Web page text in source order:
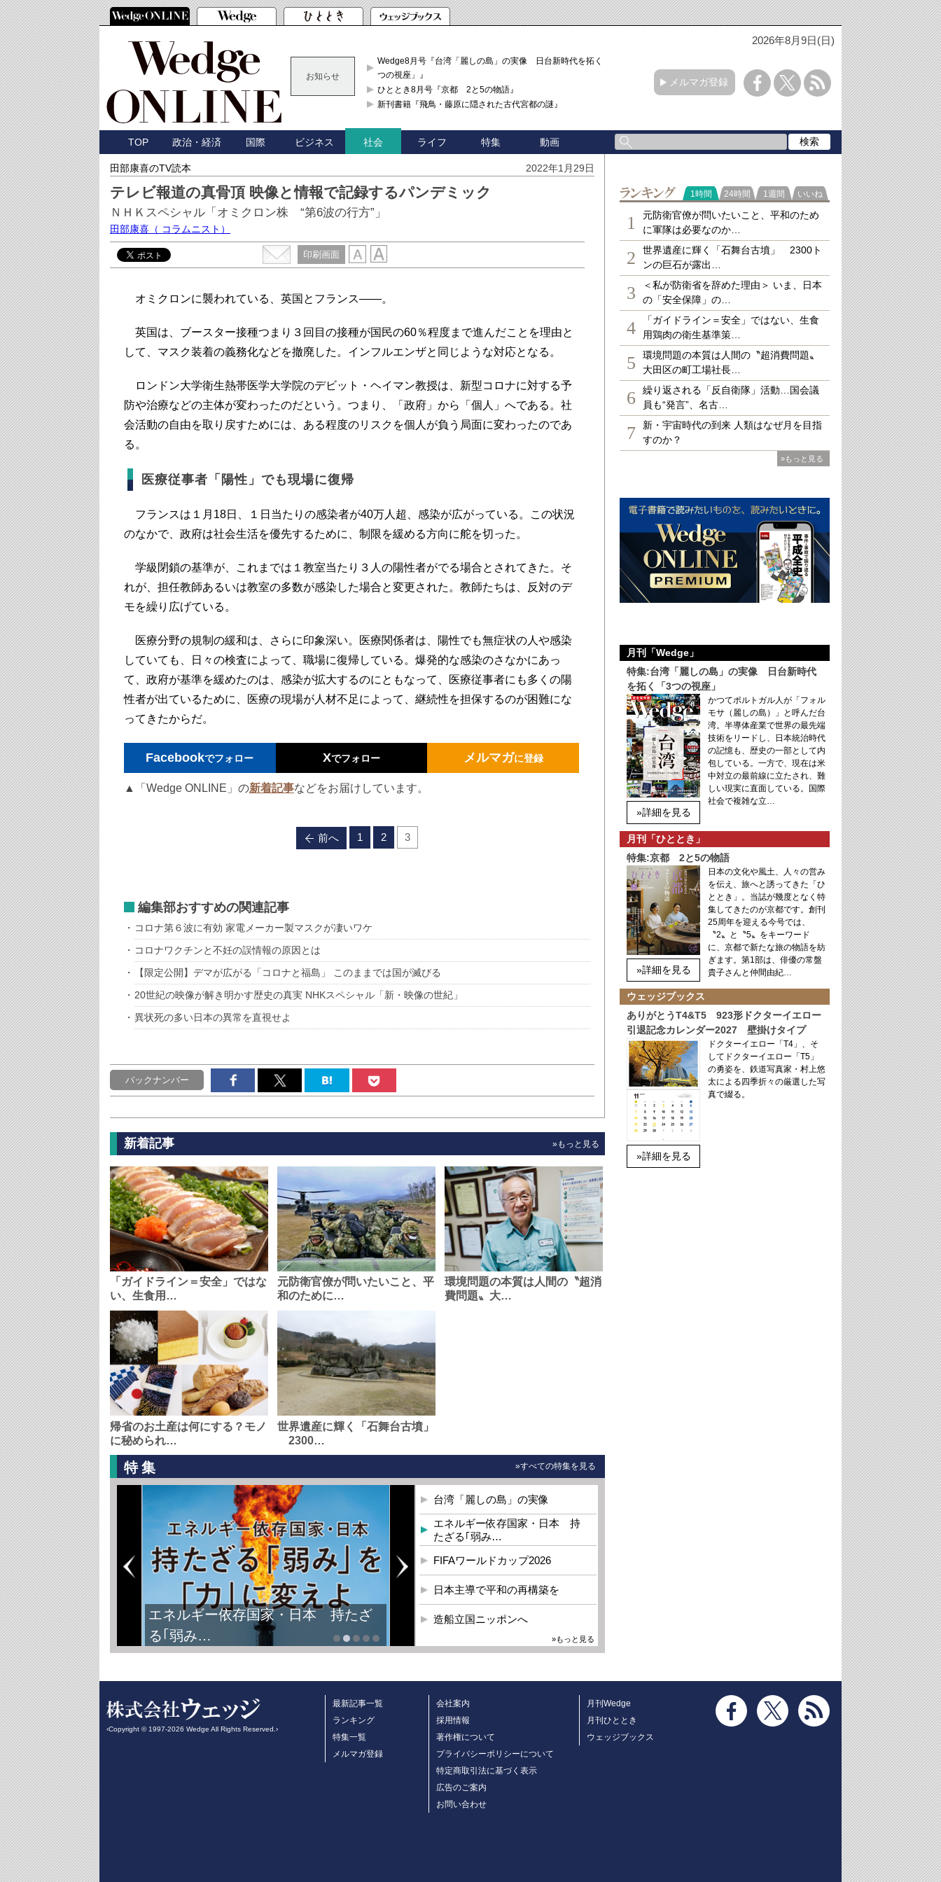
2026年8月9日(日)
お知らせ
Wedge8月号『台湾「麗しの島」の実像 日台新時代を拓く「3
つの視座」』
ひととき8月号『京都 2と5の物語』
新刊書籍『飛鳥・藤原に隠された古代宮都の謎』
メルマガ登録
TOP 政治・経済 国際 ビジネス 社会 ライフ 特集 動画
田部康喜のTV読本 2022年1月29日
テレビ報道の真骨頂 映像と情報で記録するパンデミック
ＮＨＫスペシャル「オミクロン株 “第6波の行方”」
田部康喜 （ コラムニスト）
印刷画面
オミクロンに襲われている、英国とフランス――。
英国は、ブースター接種つまり３回目の接種が国民の60％程度まで進んだことを理由と
して、マスク装着の義務化などを撤廃した。インフルエンザと同じような対応となる。
ロンドン大学衛生熱帯医学大学院のデビット・ヘイマン教授は、新型コロナに対する予
防や治療などの主体が変わったのだという。つまり、「政府」から「個人」へである。社
会活動の自由を取り戻すためには、ある程度のリスクを個人が負う局面に変わったのであ
る。
医療従事者「陽性」でも現場に復帰
フランスは１月18日、１日当たりの感染者が40万人超、感染が広がっている。この状況
のなかで、政府は社会生活を優先するために、制限を緩める方向に舵を切った。
学級閉鎖の基準が、これまでは１教室当たり３人の陽性者がでる場合とされてきた。そ
れが、担任教師あるいは教室の多数が感染した場合と変更された。教師たちは、反対のデ
モを繰り広げている。
医療分野の規制の緩和は、さらに印象深い。医療関係者は、陽性でも無症状の人や感染
していても、日々の検査によって、職場に復帰している。爆発的な感染のさなかにあっ
て、政府が基準を緩めたのは、感染が拡大するのにともなって、医療従事者にも多くの陽
性者が出ているために、医療の現場が人材不足によって、継続性を担保するのが困難にな
ってきたからだ。
Facebookでフォロー Xでフォロー メルマガに登録
▲「Wedge ONLINE」の新着記事などをお届けしています。
前へ 1 2 3
編集部おすすめの関連記事
コロナ第６波に有効 家電メーカー製マスクが凄いワケ
コロナワクチンと不妊の誤情報の原因とは
【限定公開】デマが広がる「コロナと福島」 このままでは国が滅びる
20世紀の映像が解き明かす歴史の真実 NHKスペシャル「新・映像の世紀」
異状死の多い日本の異常を直視せよ
バックナンバー
新着記事 »もっと見る
「ガイドライン＝安全」ではな
い、生食用…
元防衛官僚が問いたいこと、平
和のために…
環境問題の本質は人間の〝超消
費問題〟大…
帰省のお土産は何にする？モノ
に秘められ…
世界遺産に輝く「石舞台古墳」
2300…
特集 »すべての特集を見る
エネルギー依存国家・日本 持たざ
る｢弱み…
台湾「麗しの島」の実像
エネルギー依存国家・日本 持
たざる｢弱み…
FIFAワールドカップ2026
日本主導で平和の再構築を
造船立国ニッポンへ
»もっと見る
ランキング
1時間 24時間 1週間 いいね
1
元防衛官僚が問いたいこと、平和のため
に軍隊は必要なのか…
2
世界遺産に輝く「石舞台古墳」 2300ト
ンの巨石が露出…
3
＜私が防衛省を辞めた理由＞ いま、日本
の「安全保障」の…
4
「ガイドライン＝安全」ではない、生食
用鶏肉の衛生基準策…
5
環境問題の本質は人間の〝超消費問題〟
大田区の町工場社長…
6
繰り返される「反自衛隊」活動…国会議
員も“発言”、名古…
7
新・宇宙時代の到来 人類はなぜ月を目指
すのか？
»もっと見る
月刊「Wedge」
特集:台湾「麗しの島」の実像 日台新時代
を拓く「3つの視座」
»詳細を見る
かつてポルトガル人が「フォル
モサ（麗しの島）」と呼んだ台
湾。半導体産業で世界の最先端
技術をリードし、日本統治時代
の記憶も、歴史の一部として内
包している。一方で、現在は米
中対立の最前線に立たされ、難
しい現実に直面している。国際
社会で複雑な立…
月刊「ひととき」
特集:京都 2と5の物語
»詳細を見る
日本の文化や風土、人々の営み
を伝え、旅へと誘ってきた「ひ
ととき」。当誌が幾度となく特
集してきたのが京都です。創刊
25周年を迎える今号では、
〝2〟と〝5〟をキーワード
に、京都で新たな旅の物語を紡
ぎます。第1部は、俳優の常盤
貴子さんと仲間由紀…
ウェッジブックス
ありがとうT4&T5 923形ドクターイエロー
引退記念カレンダー2027 壁掛けタイプ
»詳細を見る
ドクターイエロー「T4」、そ
してドクターイエロー「T5」
の勇姿を、鉄道写真家・村上悠
太による四季折々の厳選した写
真で綴る。
‹Copyright © 1997-2026 Wedge All Rights Reserved.›
最新記事一覧
ランキング
特集一覧
メルマガ登録
会社案内
採用情報
著作権について
プライバシーポリシーについて
特定商取引法に基づく表示
広告のご案内
お問い合わせ
月刊Wedge
月刊ひととき
ウェッジブックス